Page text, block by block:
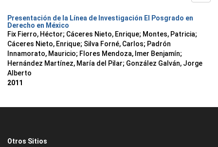
Presentación de la Línea de Investigación El Posgrado en
Derecho en México
Fix Fierro, Héctor; Cáceres Nieto, Enrique; Montes, Patricia;
Cáceres Nieto, Enrique; Silva Forné, Carlos; Padrón
Innamorato, Mauricio; Flores Mendoza, Imer Benjamín;
Hernández Martínez, María del Pilar; González Galván, Jorge
Alberto
2011
Otros Sitios